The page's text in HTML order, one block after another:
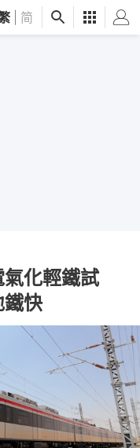
简
化輕鐵試
快